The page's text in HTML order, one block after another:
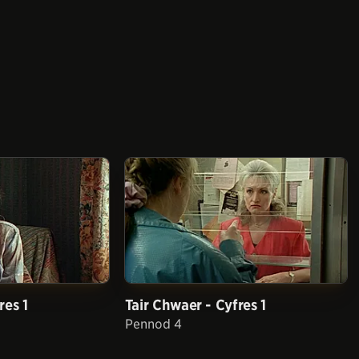
1 Tair Chwaer - Cyfres 1
Pennod 4